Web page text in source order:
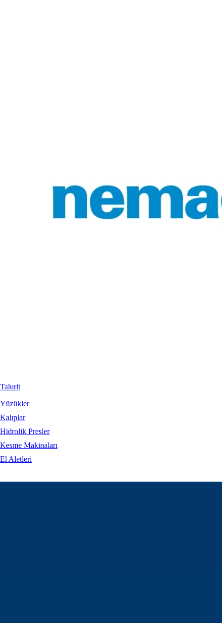
Talurit
Yüzükler
Kalıplar
Hidrolik Presler
Kesme Makinaları
El Aletleri